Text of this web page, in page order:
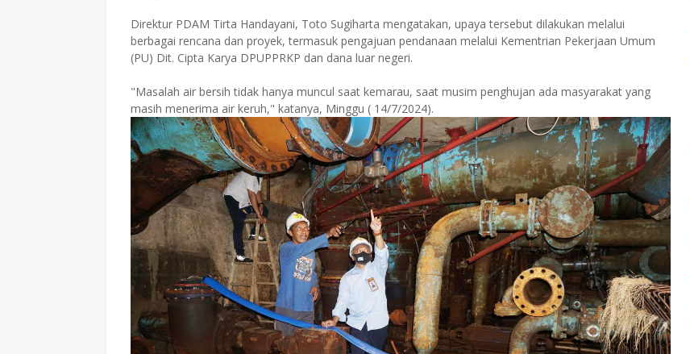
Direktur PDAM Tirta Handayani, Toto Sugiharta mengatakan, upaya tersebut dilakukan melalui
berbagai rencana dan proyek, termasuk pengajuan pendanaan melalui Kementrian Pekerjaan Umum
(PU) Dit. Cipta Karya DPUPPRKP dan dana luar negeri.
"Masalah air bersih tidak hanya muncul saat kemarau, saat musim penghujan ada masyarakat yang
masih menerima air keruh," katanya, Minggu ( 14/7/2024).